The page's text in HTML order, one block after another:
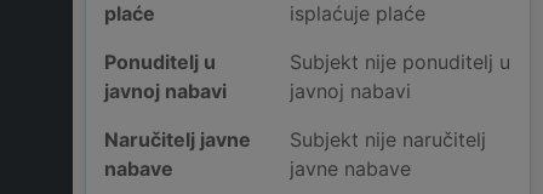
plaće
isplaćuje plaće
Ponuditelj u
javnoj nabavi
Subjekt nije ponuditelj u
javnoj nabavi
Naručitelj javne
nabave
Subjekt nije naručitelj
javne nabave